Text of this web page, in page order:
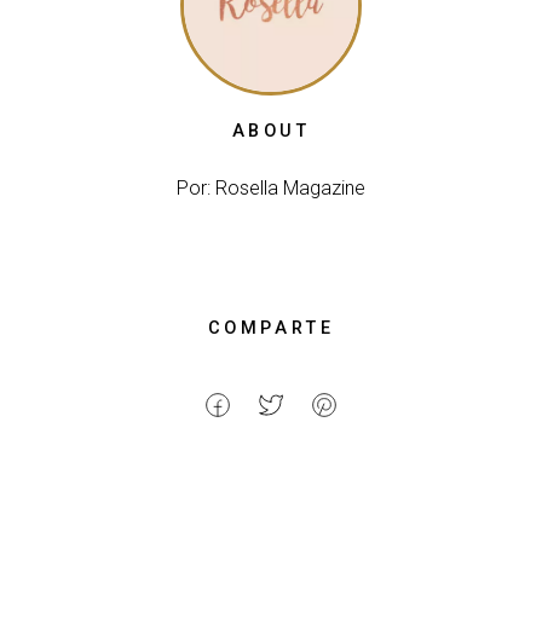
ABOUT
Por: Rosella Magazine
COMPARTE